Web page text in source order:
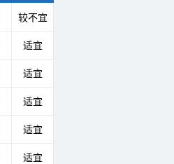
较不宜
适宜
适宜
适宜
适宜
适宜